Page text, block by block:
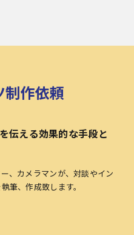
制作依頼
伝える効果的な手段と
、カメラマンが、対談やイン
筆、作成致します。